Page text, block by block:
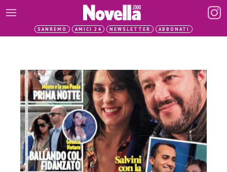
SANREMO AMICI 24 NEWSLETTER ABBONATI